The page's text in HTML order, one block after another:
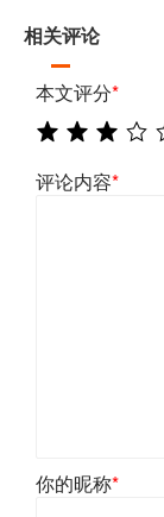
相关评论
本文评分*
评论内容*
你的昵称*